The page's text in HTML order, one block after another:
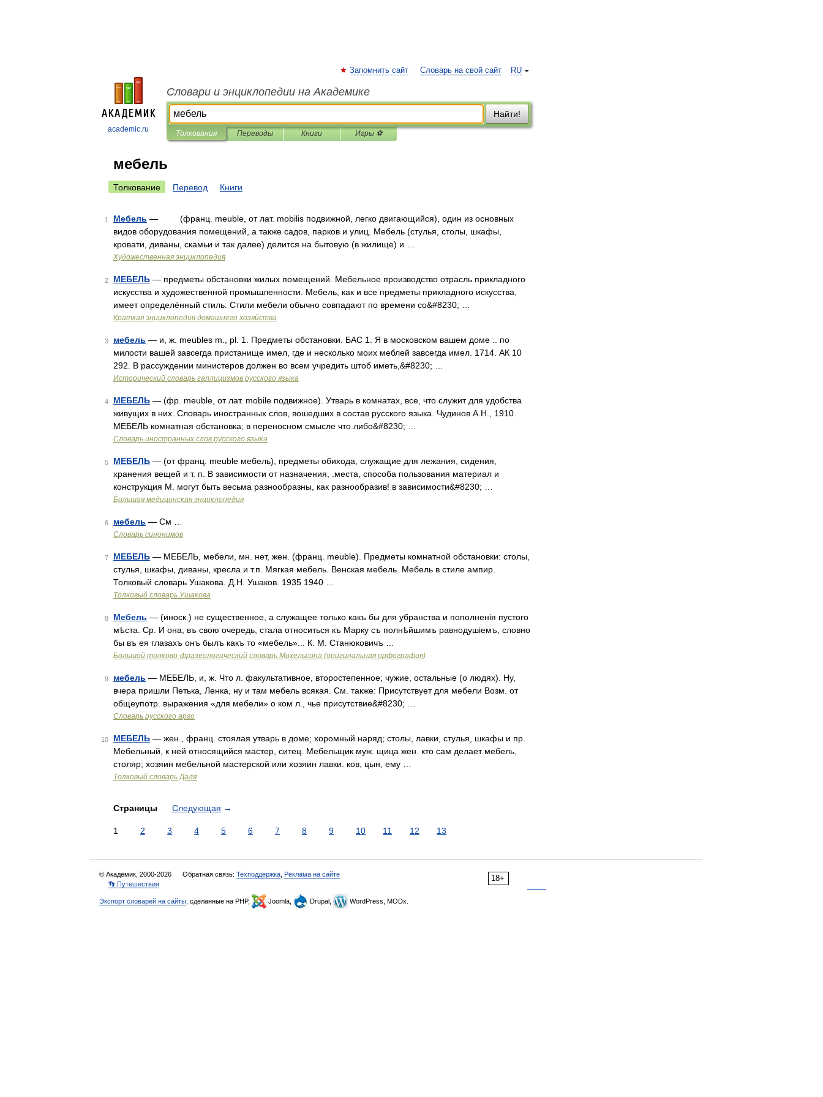
academic.ru
RU
Запомнить сайт Словарь на свой сайт
Словари и энциклопедии на Академике
Найти!
Толкования Переводы Книги Игры ⚽
мебель
Толкование Перевод Книги
1 Мебель — (франц. meuble, от лат. mobilis подвижной, легко двигающийся), один из основных
видов оборудования помещений, а также садов, парков и улиц. Мебель (стулья, столы, шкафы,
кровати, диваны, скамьи и так далее) делится на бытовую (в жилище) и …
Художественная энциклопедия
2 МЕБЕЛЬ — предметы обстановки жилых помещений. Мебельное производство отрасль прикладного
искусства и художественной промышленности. Мебель, как и все предметы прикладного искусства,
имеет определённый стиль. Стили мебели обычно совпадают по времени со&#8230; …
Краткая энциклопедия домашнего хозяйства
3 мебель — и, ж. meubles m., pl. 1. Предметы обстановки. БАС 1. Я в московском вашем доме .. по
милости вашей завсегда пристанище имел, где и несколько моих меблей завсегда имел. 1714. АК 10
292. В рассуждении министеров должен во всем учредить штоб иметь,&#8230; …
Исторический словарь галлицизмов русского языка
4 МЕБЕЛЬ — (фр. meuble, от лат. mobile подвижное). Утварь в комнатах, все, что служит для удобства
живущих в них. Словарь иностранных слов, вошедших в состав русского языка. Чудинов А.Н., 1910.
МЕБЕЛЬ комнатная обстановка; в переносном смысле что либо&#8230; …
Словарь иностранных слов русского языка
5 МЕБЕЛЬ — (от франц. meuble мебель), предметы обихода, служащие для лежания, сидения,
хранения вещей и т. п. В зависимости от назначения, .места, способа пользования материал и
конструкция М. могут быть весьма разнообразны, как разнообразив! в зависимости&#8230; …
Большая медицинская энциклопедия
6 мебель — См …
Словарь синонимов
7 МЕБЕЛЬ — МЕБЕЛЬ, мебели, мн. нет, жен. (франц. meuble). Предметы комнатной обстановки: столы,
стулья, шкафы, диваны, кресла и т.п. Мягкая мебель. Венская мебель. Мебель в стиле ампир.
Толковый словарь Ушакова. Д.Н. Ушаков. 1935 1940 …
Толковый словарь Ушакова
8 Мебель — (иноск.) не существенное, а служащее только какъ бы для убранства и пополненія пустого
мѣста. Ср. И она, въ свою очередь, стала относиться къ Марку съ полнѣйшимъ равнодушіемъ, словно
бы въ ея глазахъ онъ былъ какъ то «мебель»... К. М. Станюковичъ …
Большой толково-фразеологический словарь Михельсона (оригинальная орфография)
9 мебель — МЕБЕЛЬ, и, ж. Что л. факультативное, второстепенное; чужие, остальные (о людях). Ну,
вчера пришли Петька, Ленка, ну и там мебель всякая. См. также: Присутствует для мебели Возм. от
общеупотр. выражения «для мебели» о ком л., чье присутствие&#8230; …
Словарь русского арго
10 МЕБЕЛЬ — жен., франц. стоялая утварь в доме; хоромный наряд; столы, лавки, стулья, шкафы и пр.
Мебельный, к ней относящийся мастер, ситец. Мебельщик муж. щица жен. кто сам делает мебель,
столяр; хозяин мебельной мастерской или хозяин лавки. ков, цын, ему …
Толковый словарь Даля
Страницы Следующая →
1 2 3 4 5 6 7 8 9 10 11 12 13
18+
© Академик, 2000-2026 Обратная связь: Техподдержка Реклама на сайте
👣 Путешествия
Экспорт словарей на сайты , сделанные на PHP, Joomla, Drupal, WordPress, MODx.